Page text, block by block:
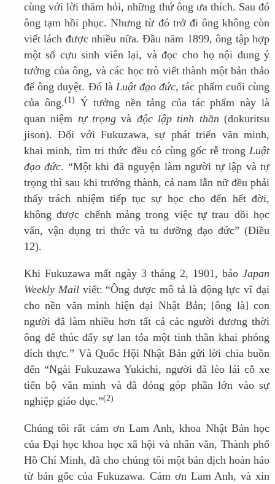
cùng với lời thăm hỏi, những thứ ông ưa thích. Sau đó
ông tạm hồi phục. Nhưng từ đó trở đi ông không còn
viết lách được nhiều nữa. Đầu năm 1899, ông tập hợp
một số cựu sinh viên lại, và đọc cho họ nội dung ý
tưởng của ông, và các học trò viết thành một bản thảo
để ông duyệt. Đó là Luật đạo đức, tác phẩm cuối cùng
của ông.(1)
Ý tưởng nền tảng của tác phẩm này là
quan niệm tự trọngvà độc lập tinh thần (dokuritsu
jison). Đối với Fukuzawa, sự phát triển văn minh,
khai minh, tìm tri thức đều có cùng gốc rễ trongLuật
đạo đức. “Một khi đã nguyện làm người tự lập và tự
trọng thì sau khi trưởng thành, cả nam lẫn nữ đều phải
thấy trách nhiệm tiếp tục sự học cho đến hết đời,
không được chểnh mảng trong việc tự trau dồi học
vấn, vận dụng tri thức và tu dưỡng đạo đức” (Điều
12).
Khi Fukuzawa mất ngày 3 tháng 2, 1901, báoJapan
Weekly Mailviết: “Ông được mô tả là động lực vĩ đại
cho nền văn minh hiện đại Nhật Bản; [ông là] con
người đã làm nhiều hơn tất cả các người đương thời
ông để thúc đẩy sự lan tỏa một tinh thần khai phóng
đích thực.” Và Quốc Hội Nhật Bản gửi lời chia buồn
đến “Ngài Fukuzawa Yukichi, người đã lèo lái cỗ xe
tiến bộ văn minh và đã đóng góp phần lớn vào sự
nghiệp giáo dục.”(2)
Chúng tôi rất cám ơn Lam Anh, khoa Nhật Bản học
của Đại học khoa học xã hội và nhân văn, Thành phố
Hồ Chí Minh, đã cho chúng tôi một bản dịch hoàn hảo
từ bản gốc của Fukuzawa. Cám ơn Lam Anh, và xin